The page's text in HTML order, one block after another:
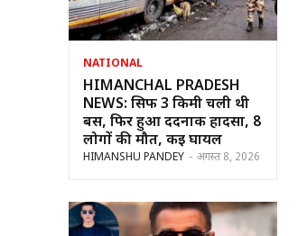
NATIONAL
HIMANCHAL PRADESH
NEWS: सिर्फ 3 किमी चली थी
बस, फिर हुआ दर्दनाक हादसा, 8
लोगों की मौत, कई घायल
HIMANSHU PANDEY - अगस्त 8, 2026